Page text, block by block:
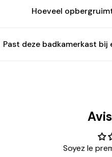
Hoeveel
Past deze badkamerkast
Soyez le
enregistrés.